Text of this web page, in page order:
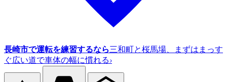
長崎市で運転を練習するなら三和町と桜馬場、まずはまっす
ぐ広い道で車体の幅に慣れる›